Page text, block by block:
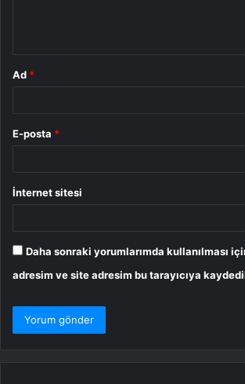
Ad *
E-posta *
İnternet sitesi
Daha sonraki yorumlarımda kullanılması
adresim ve site adresim bu tarayıcıya